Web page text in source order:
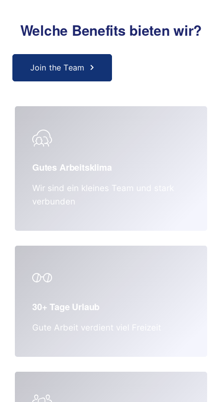
Welche Benefits bieten wir?
Join the Team
Gutes Arbeitsklima
Wir sind ein kleines Team und stark
verbunden
30+ Tage Urlaub
Gute Arbeit verdient viel Freizeit